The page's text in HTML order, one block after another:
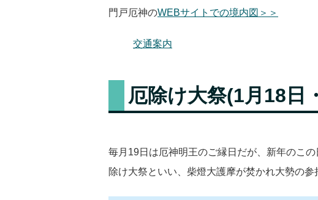
門戸厄神のWEBサイトでの境内図＞＞
交通案内
厄除け大祭(1月18日
毎月19日は厄神明王のご縁日だが、新年のこの
除け大祭といい、柴燈大護摩が焚かれ大勢の参